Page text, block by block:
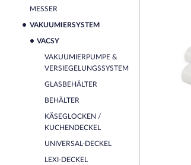
MESSER
VAKUUMIERSYSTEM
VACSY
VAKUUMIERPUMPE &
VERSIEGELUNGSSYSTEM
GLASBEHÄLTER
BEHÄLTER
KÄSEGLOCKEN /
KUCHENDECKEL
UNIVERSAL-DECKEL
LEXI-DECKEL